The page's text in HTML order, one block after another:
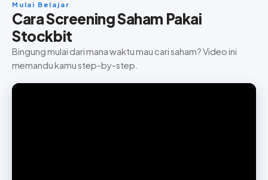
Mulai Belajar
Cara Screening Saham Pakai
Stockbit
Bingung mulai dari mana waktu mau cari saham? Video ini
memandu kamu step-by-step.